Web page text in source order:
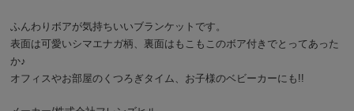
ふんわりボアが気持ちいいブランケットです。
表面は可愛いシマエナガ柄、裏面はもこもこのボア付きでとってあった
か♪
オフィスやお部屋のくつろぎタイム、お子様のベビーカーにも!!